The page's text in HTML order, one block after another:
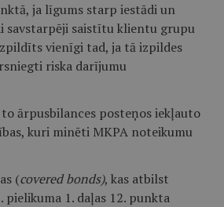
ja līgums starp iestādi un
savstarpēji saistītu klientu grupu
vienīgi tad, ja tā izpildes
riska darījumu
ārpusbilances posteņos iekļauto
kuri minēti MKPA noteikumu
(covered bonds), kas atbilst
pielikuma 1. daļas 12. punkta